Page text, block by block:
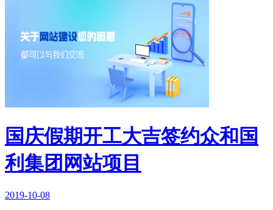
国庆假期开工大吉签约众和国
利集团网站项目
2019-10-08